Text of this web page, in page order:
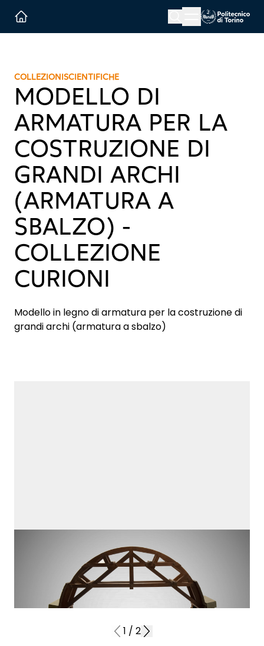
Menu button
COLLEZIONISCIENTIFICHE
MODELLO DI
ARMATURA PER LA
COSTRUZIONE DI
GRANDI ARCHI
(ARMATURA A
SBALZO) -
COLLEZIONE
CURIONI
Modello in legno di armatura per la costruzione di
grandi archi (armatura a sbalzo)
1 / 2